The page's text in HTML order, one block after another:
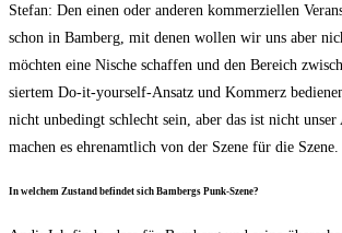
Ste­fan: Den einen oder ande­ren kom­mer­zi­el­len
schon in Bam­berg, mit denen wol­len wir uns aber
möch­ten eine Nische schaf­fen und den Bereich
sier­tem Do-it-yours­elf-Ansatz und Kom­merz
nicht unbe­dingt schlecht sein, aber das ist nicht
machen es ehren­amt­lich von der Sze­ne für die Szene.
In wel­chem Zustand befin­det sich Bam­bergs Punk-Szene?